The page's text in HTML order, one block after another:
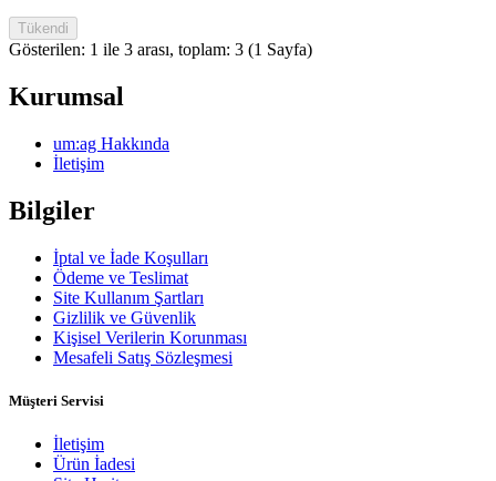
Tükendi
Gösterilen: 1 ile 3 arası, toplam: 3 (1 Sayfa)
Kurumsal
um:ag Hakkında
İletişim
Bilgiler
İptal ve İade Koşulları
Ödeme ve Teslimat
Site Kullanım Şartları
Gizlilik ve Güvenlik
Kişisel Verilerin Korunması
Mesafeli Satış Sözleşmesi
Müşteri Servisi
İletişim
Ürün İadesi